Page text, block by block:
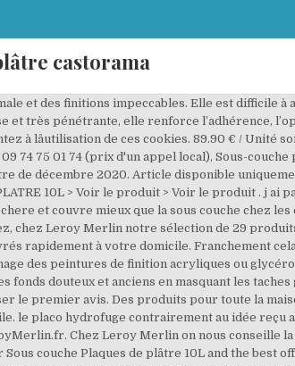
castorama
J4 0.5L > Voir le produit > Voir le produit . Price compare for Sous couche Plaques de plâtre 10L and the best offers and deals in the supermarket and at Castorama. Cette sélection regroupe les meilleures ventes de boutiques en ligne populaires comme Amazon ou CDiscount. Lâapplication dâune sous-couche permet de mieux préparer le support, de bloquer le fond en vue dâappliquer une peinture de finition mur et plafond. bonjour à tous. Ajouter à ma liste. Discussion bricolage sur sous-couche glycéro + peinture acrylique sur le. Franchement cela ne vaut pas de mette plus cher dans un produit de grande marque vu la qualité de ce produit. *DESTOCKAGE, offre valable jusqu'à épuisement des stocks nationaux. Sous-couche : Vous garantir le bon achat, on y travaille tous les jours. La sous-couche de peinture, aussi appelée « couche d'impression » ou "peinture d'impression" ou «primaire d'accrochage», est indispensable pour toute personne qui souhaite un rendu parfait de son support (mur, plafondâ¦). peinture de très bonne qualité,couvre bien les support en plâtre, Portail, portillon, porte de garage et motorisation, Parasol, tonnelle, store de terrasse et voile d'ombrage, Coussin, tapis de sol et pouf d'extérieur, Pot de fleurs, bac, jardinière et carré potager, Outil à main, entretien et matériel du jardin, Serre de jardin, tunnel et voile d'hivernage, Traitement et protection biologique du jardin, Terreau, paillage, gazon, traitement et semence, Produit anti-nuisibles et répulsif du jardin, Accessoire de fixation de meubles de cuisine, Plan de travail, crédence et fond de hotte, Accessibilité et sécurité de la salle de bains, Les meubles et boîtes de rangement Mixxit, Les tablettes et les équerres décoratives, Sous-couche parquet, sol pvc et stratifié, Votre projet décoration intérieur en 5 étapes, Pistolet à peinture électrique et machine à peindre, Votre projet décoration intérieure en 5 étapes, Projecteur extérieur et détecteur de mouvement, Perceuse, visseuse, perceuse à percussion, tournevis et perforateur sans fil, Perceuse à percussion, perforateur et marteau piqueur filaire, Outil multifonction et outil de précision, Rabot électrique, défonceuse et machine à bois, Outillage électroportatif 18V sur batterie universelle, Mètre, niveau et outils de mesure et traçage, Escabeau, marche pied, échelle et échafaudage, Jerrican d'essence, graisse et lubrifiant, Accessoire pour volet, fenêtre et portail, Antenne TV, décodeur TNT, prise de téléphone et informatique, Rallonge électrique, enrouleur électrique et multiprise, Transformateur, convertisseur et chargeur USB, Accessoire pour alarme et vidéosurveillance, Détecteur de fumée, gaz et protection incendie, Serviteur, panier, vide cendres et accessoire, Robinet thermostatique et manuel pour radiateur eau chaude, Adoucisseur d'eau et filtre anti-calcaire, Caniveau, regard, grille d'évacuation et siphon, Isolation des tuyaux et circuits d'eau chaude, Panneau bois, lambris, tablette, tasseau, moulure et plinthe, Panneau bois, aggloméré, mélaminé, MDF, et OSB, Porte extérieure, de service et porte de garage. Sous couche plaque de platre .